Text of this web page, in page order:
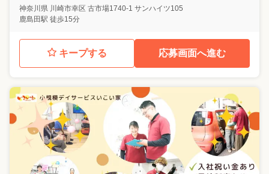
神奈川県 川崎市幸区 古市場1740-1 サンハイツ105
鹿島田駅 徒歩15分
キープする 応募画面へ進む